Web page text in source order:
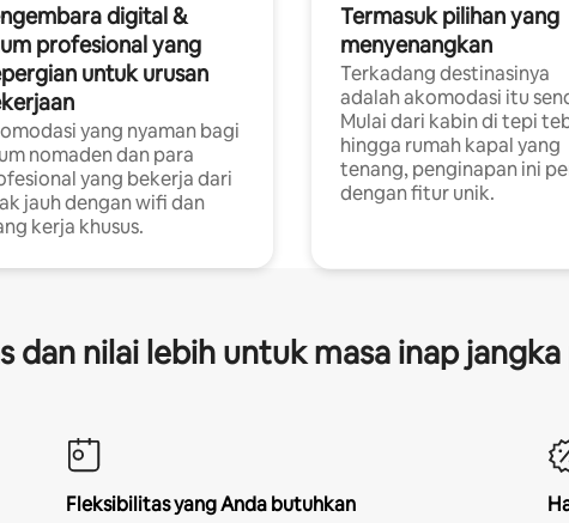
digital &
profesional yang
untuk urusan
yang nyaman bagi
nomaden dan para
yang bekerja dari
jauh dengan wifi dan
kerja khusus.
Termasuk pilihan yang
menyenangkan
Terkadang destinasinya
adalah akomodasi itu
Mulai dari kabin di tepi
hingga rumah kapal yang
tenang, penginapan ini
dengan fitur unik.
dan nilai lebih untuk masa inap
Fleksibilitas yang Anda butuhkan